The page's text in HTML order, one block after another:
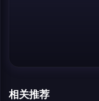
相关推荐